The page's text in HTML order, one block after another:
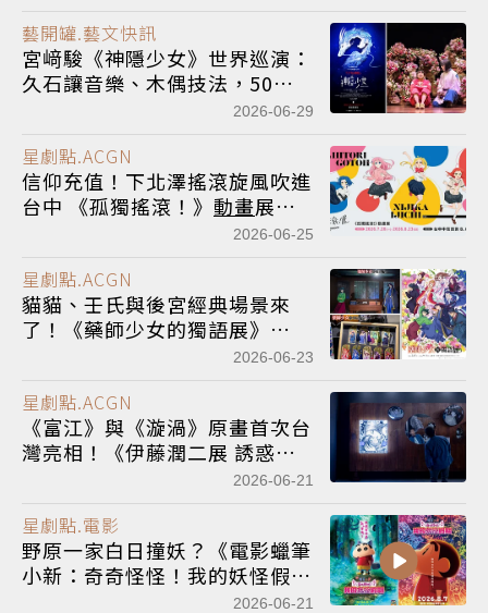
藝開罐.藝文快訊
宮﨑駿《神隱少女》世界巡演：
久石讓音樂、木偶技法，50場
盛典12月在台北國家戲劇院魔
2026-06-29
星劇點.ACGN
信仰充值！下北澤搖滾旋風吹進
台中 《孤獨搖滾！》 動畫展七
2026-06-25
星劇點.ACGN
貓貓、壬氏與後宮經典場景來
了！《藥師少女的獨語展》
7/17高雄駅一番街限時登場2026-06-23
星劇點.ACGN
《富江》與《漩渦》原畫首次台
灣亮相！《伊藤潤二展 誘惑》
逾300件展品 看見大師詭譎又驚
2026-06-21
星劇點.電影
野原一家白日撞妖？《電影蠟筆
小新：奇奇怪怪！我的妖怪假
2026-06-21